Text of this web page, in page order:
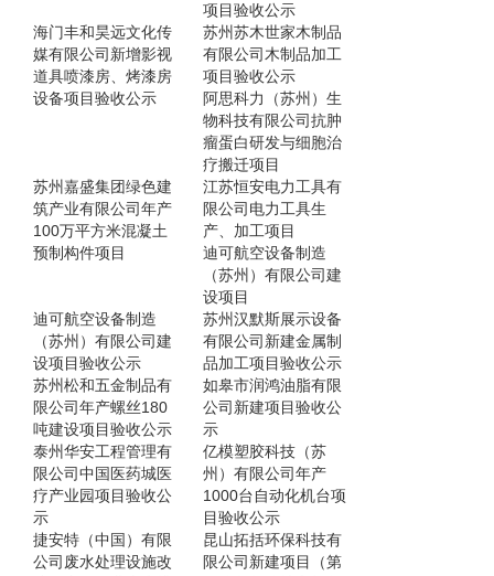
项目验收公示
海门丰和昊远文化传
媒有限公司新增影视
道具喷漆房、烤漆房
设备项目验收公示
苏州苏木世家木制品
有限公司木制品加工
项目验收公示
阿思科力（苏州）生
物科技有限公司抗肿
瘤蛋白研发与细胞治
疗搬迁项目
苏州嘉盛集团绿色建
筑产业有限公司年产
100万平方米混凝土
预制构件项目
江苏恒安电力工具有
限公司电力工具生
产、加工项目
迪可航空设备制造
（苏州）有限公司建
设项目
迪可航空设备制造
（苏州）有限公司建
设项目验收公示
苏州汉默斯展示设备
有限公司新建金属制
品加工项目验收公示
苏州松和五金制品有
限公司年产螺丝180
吨建设项目验收公示
如皋市润鸿油脂有限
公司新建项目验收公
示
泰州华安工程管理有
限公司中国医药城医
疗产业园项目验收公
示
亿模塑胶科技（苏
州）有限公司年产
1000台自动化机台项
目验收公示
捷安特（中国）有限
公司废水处理设施改
昆山拓括环保科技有
限公司新建项目（第